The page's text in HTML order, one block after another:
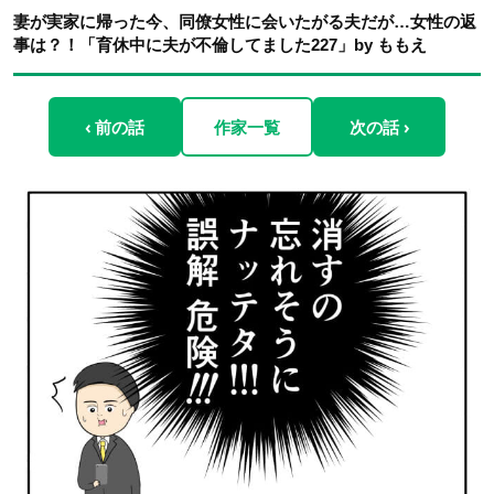
妻が実家に帰った今、同僚女性に会いたがる夫だが…女性の返
事は？！「育休中に夫が不倫してました227」by ももえ
‹ 前の話 作家一覧 次の話 ›